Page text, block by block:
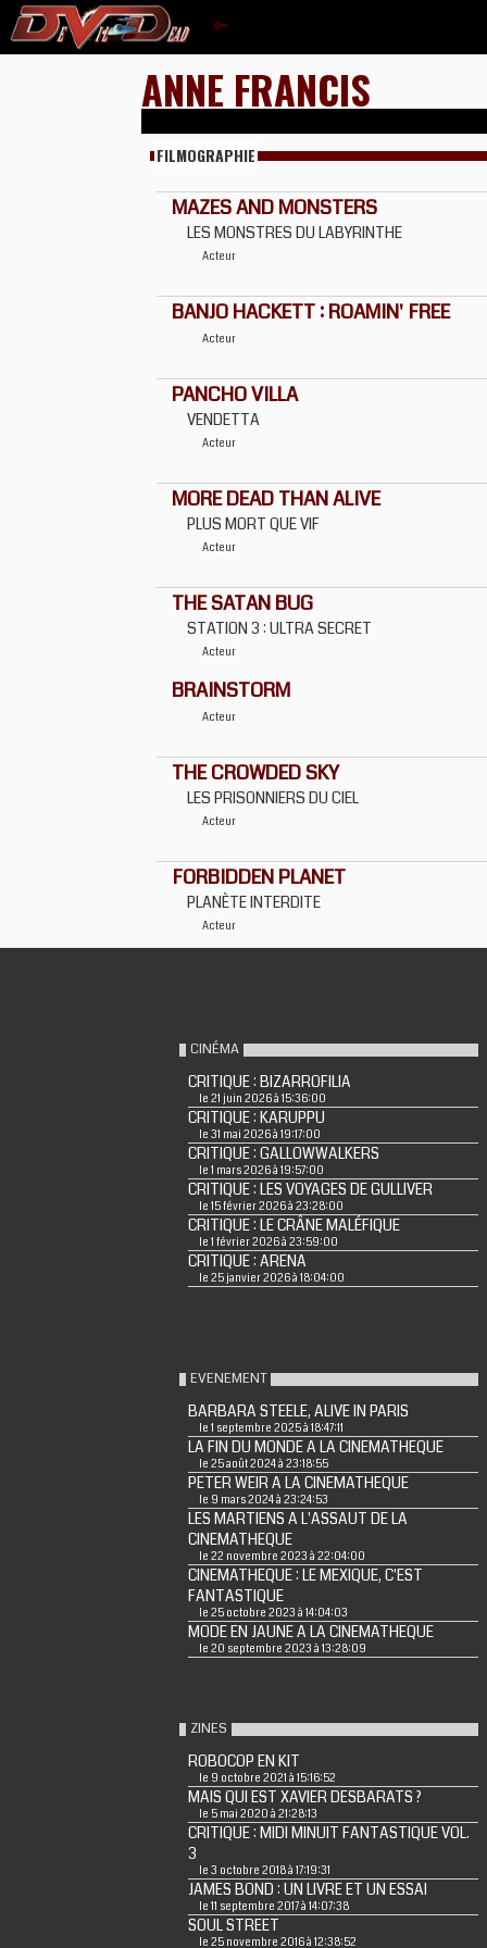
ANNE FRANCIS
FILMOGRAPHIE
MAZES AND MONSTERS
LES MONSTRES DU LABYRINTHE
Acteur
BANJO HACKETT : ROAMIN' FREE
Acteur
PANCHO VILLA
VENDETTA
Acteur
MORE DEAD THAN ALIVE
PLUS MORT QUE VIF
Acteur
THE SATAN BUG
STATION 3 : ULTRA SECRET
Acteur
BRAINSTORM
Acteur
THE CROWDED SKY
LES PRISONNIERS DU CIEL
Acteur
FORBIDDEN PLANET
PLANÈTE INTERDITE
Acteur
CINÉMA
CRITIQUE : BIZARROFILIA
le 21 juin 2026 à 15:36:00
CRITIQUE : KARUPPU
le 31 mai 2026 à 19:17:00
CRITIQUE : GALLOWWALKERS
le 1 mars 2026 à 19:57:00
CRITIQUE : LES VOYAGES DE GULLIVER
le 15 février 2026 à 23:28:00
CRITIQUE : LE CRÂNE MALÉFIQUE
le 1 février 2026 à 23:59:00
CRITIQUE : ARENA
le 25 janvier 2026 à 18:04:00
EVENEMENT
BARBARA STEELE, ALIVE IN PARIS
le 1 septembre 2025 à 18:47:11
LA FIN DU MONDE A LA CINEMATHEQUE
le 25 août 2024 à 23:18:55
PETER WEIR A LA CINEMATHEQUE
le 9 mars 2024 à 23:24:53
LES MARTIENS A L'ASSAUT DE LA
CINEMATHEQUE
le 22 novembre 2023 à 22:04:00
CINEMATHEQUE : LE MEXIQUE, C'EST
FANTASTIQUE
le 25 octobre 2023 à 14:04:03
MODE EN JAUNE A LA CINEMATHEQUE
le 20 septembre 2023 à 13:28:09
ZINES
ROBOCOP EN KIT
le 9 octobre 2021 à 15:16:52
MAIS QUI EST XAVIER DESBARATS ?
le 5 mai 2020 à 21:28:13
CRITIQUE : MIDI MINUIT FANTASTIQUE VOL.
3
le 3 octobre 2018 à 17:19:31
JAMES BOND : UN LIVRE ET UN ESSAI
le 11 septembre 2017 à 14:07:38
SOUL STREET
le 25 novembre 2016 à 12:38:52